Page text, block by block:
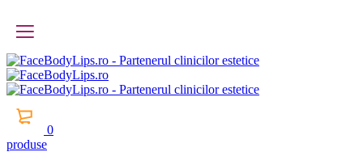
0
produse